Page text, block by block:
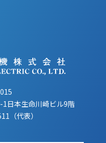
日本生命川崎ビル9階
（代表）